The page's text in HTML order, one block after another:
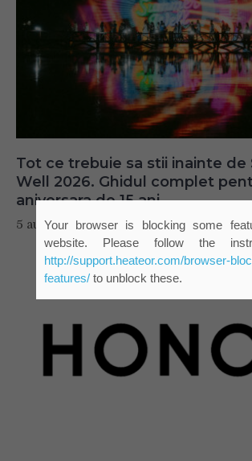
Tot ce trebuie sa stii inainte de
Well 2026. Ghidul complet
aniversara de 15 ani
5 august 2026
Your browser is blocking some
website. Please follow the
http://support.heateor.com/browser-
features/to unblock these.